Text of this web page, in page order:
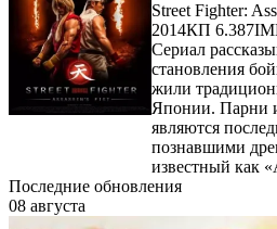
Street Fighter:
2014КП 6.387
Сериал
становления
жили
Японии. Парни
являются
познавшими
известный как
Последние обновления
08 августа